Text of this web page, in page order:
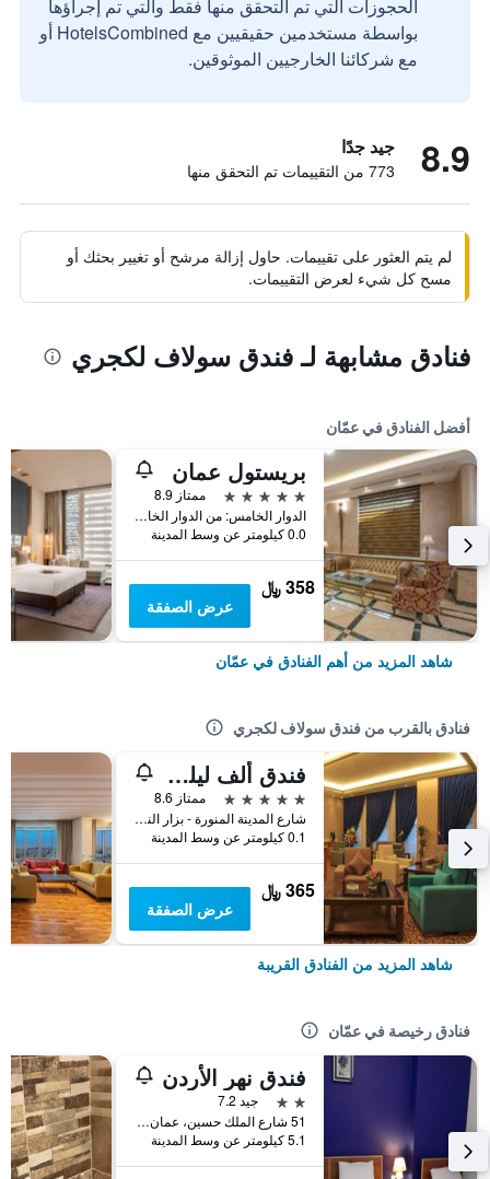
الحجوزات التي تم التحقق منها فقط والتي تم إجراؤها
بواسطة مستخدمين حقيقيين مع HotelsCombined أو
مع شركائنا الخارجيين الموثوقين.
8.9 جيد جدًا
773 من التقييمات تم التحقق منها
لم يتم العثور على تقييمات. حاول إزالة مرشح أو تغيير بحثك أو
مسح كل شيء لعرض التقييمات.
فنادق مشابهة لـ فندق سولاف لكجري
أفضل الفنادق في عمّان
بريستول عمان
5 نجوم
ممتاز 8.9
الدوار الخامس: من الدوار الخامس باتجاه عبدون ثالث شارع فرعي عاليمين, عمّان, الأردن
0.0 كيلومتر عن وسط المدينة
358 ﷼
عرض الصفقة
شاهد المزيد من أهم الفنادق في عمّان
فنادق بالقرب من فندق سولاف لكجري
فندق ألف ليلة في عمان
5 نجوم
ممتاز 8.6
شارع المدينة المنورة - بزار النعماني, عمّان, الأردن
0.1 كيلومتر عن وسط المدينة
365 ﷼
عرض الصفقة
شاهد المزيد من الفنادق القريبة
فنادق رخيصة في عمّان
فندق نهر الأردن
2 نجمتين
جيد 7.2
51 شارع الملك حسين، عمان ، الأردن, عمّان, الأردن
5.1 كيلومتر عن وسط المدينة